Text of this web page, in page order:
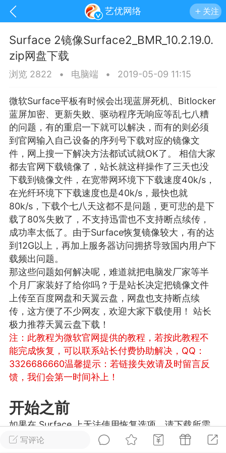
艺优网络 关注
手机 系统 网站
游戏 兴趣 美图
问答 闲谈 官方
任务 排行 历史
网络
VIP 7
29 21:24
电脑端 Surface Laptop Go 2
Laptop Go 2镜像
网盘下载
Laptop Go 2 i5/8/128 – Windows
写评论
Surface 2镜像Surface2_BMR_10.2.19.0.
zip网盘下载
浏览 2822 • 电脑端 • 2019-05-09 11:15
微软Surface平板有时候会出现蓝屏死机、Bitlocker
蓝屏加密、更新失败、驱动程序无响应等乱七八糟
的问题，有的重启一下就可以解决，而有的则必须
到官网输入自己设备的序列号下载对应的镜像文
件，网上搜一下解决方法都试试就OK了。 相信大家
都去官网下载镜像了，站长就这样操作了三天也没
下载到镜像文件，在宽带网环境下下载速度40k/s，
在光纤环境下下载速度也是40k/s，最快也就
80k/s，下载个七八天这都不是问题，更可悲的是下
载了80%失败了，不支持迅雷也不支持断点续传，
成功率太低了。由于Surface恢复镜像较大，有的达
到12G以上，再加上服务器访问拥挤导致国内用户下
载频出问题。
那这些问题如何解决呢，难道就把电脑发厂家等半
个月厂家装好了给你吗？于是站长决定把镜像文件
上传至百度网盘和天翼云盘，网盘也支持断点续
传，这方便了不少网友，欢迎大家下载使用！ 站长
极力推荐天翼云盘下载！
注：此教程为微软官网提供的教程，若按此教程不
能完成恢复，可以联系站长付费协助解决，QQ：
3326686660温馨提示：若链接失效请及时留言反
馈，我们会第一时间补上！
开始之前
如果在 Surface 上无法使用恢复选项，请下载所需
的文件以使 Surface 重新正常工作。